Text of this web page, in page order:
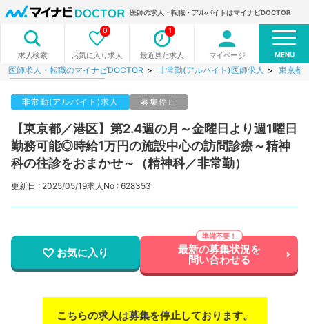
医師の求人・転職・アルバイトはマイナビDOCTOR
求人検索 お気に入り求人
0
最近見た求人
1
マイページ MENU
医師求人・転職のマイナビDOCTOR 非常勤(アルバイト)医師求人 東京都
非常勤(アルバイト)求人 募集停止
【東京都／港区】第2.4週の月～金曜日より週1曜日
勤務可能◎時給1万円の施設中心の訪問診療～精神
科の往診をおまかせ～（精神科／非常勤）
更新日 : 2025/05/19求人No : 628353
お気に入り 最新の募集状況を
問い合わせる
こちらの求人は募集を停止しております。